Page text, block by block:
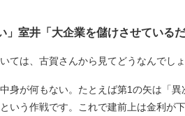
室井「大企業を儲けさせているだ
は、古賀さんから見てどうなんでしょ
身が何もない。たとえば第1の矢は「異
いう作戦です。これで建前上は金利が